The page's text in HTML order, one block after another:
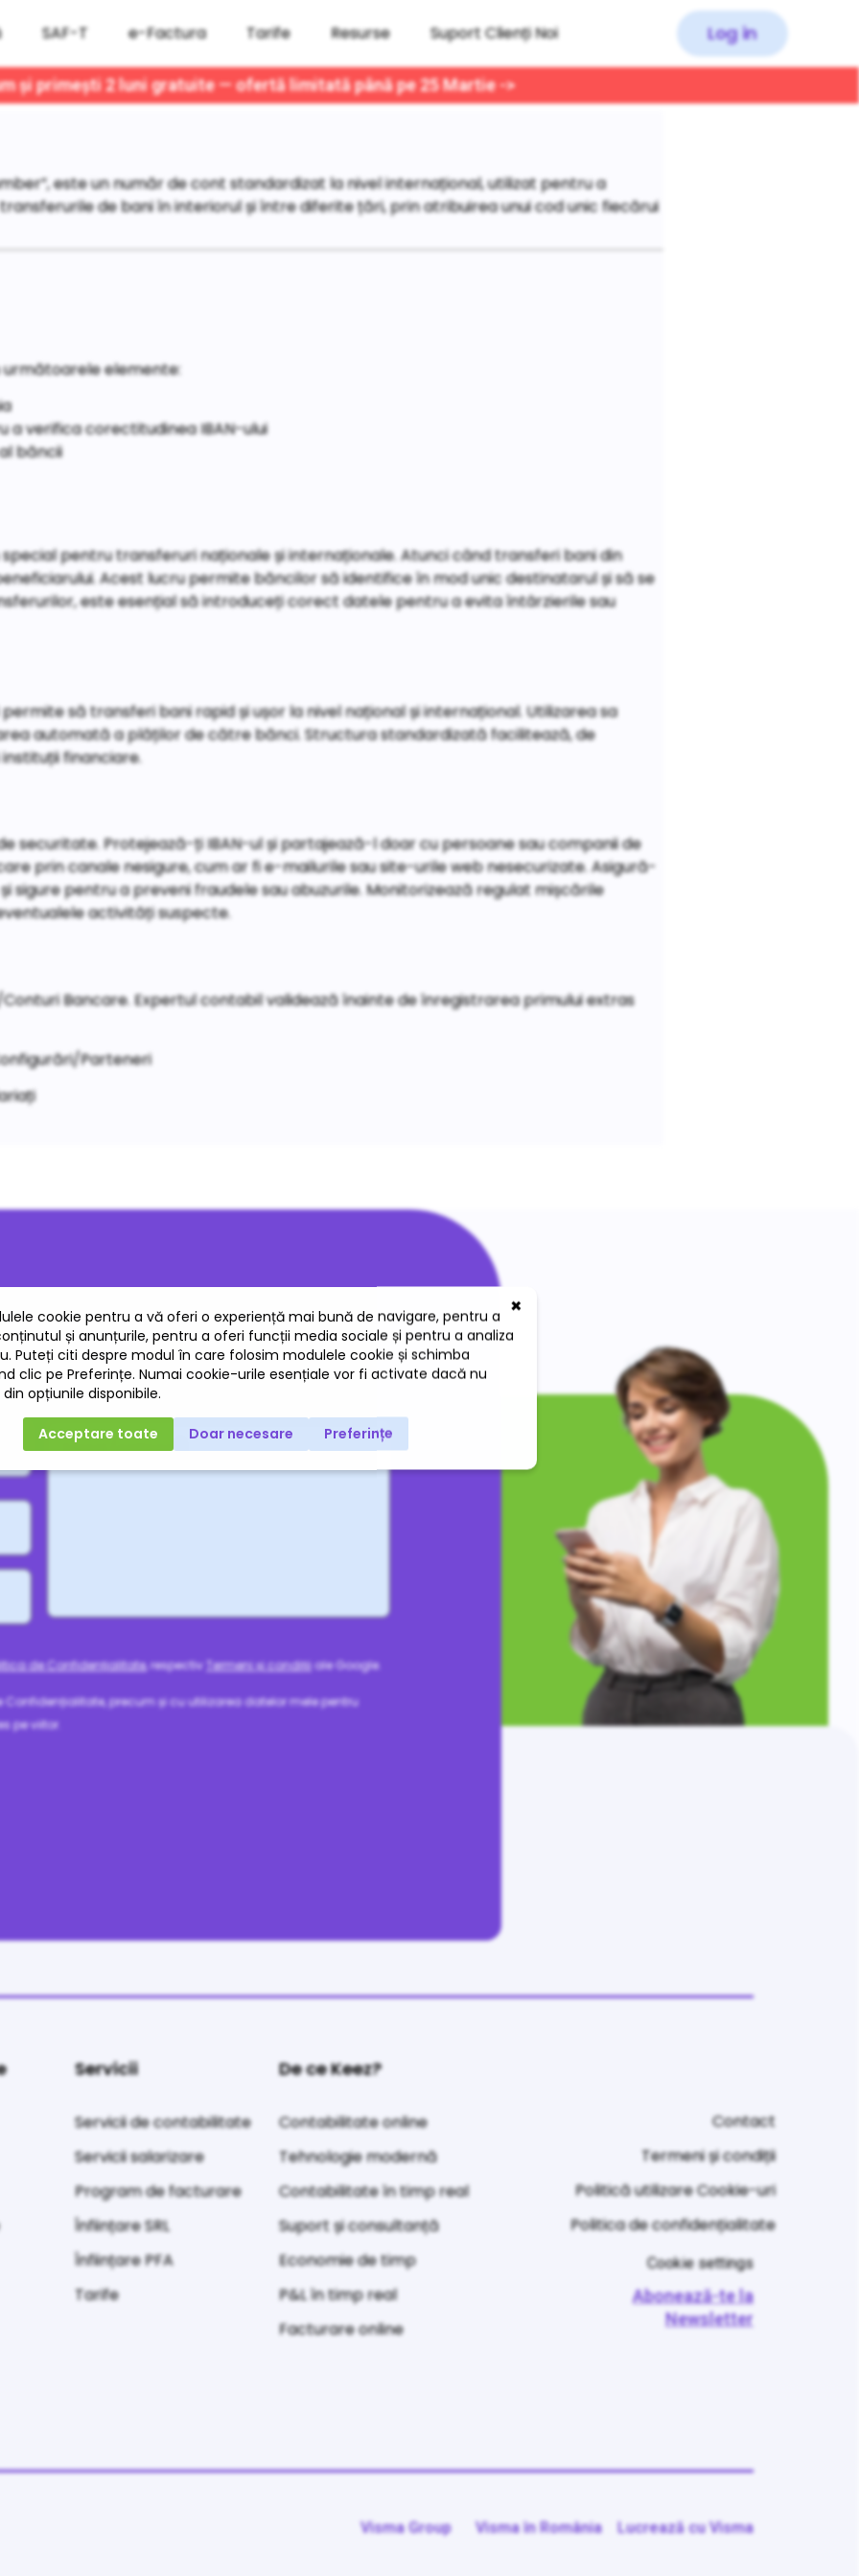
SAF-T e-Factura Tarife Resurse Suport Clienți Noi Log in
și primești 2 luni gratuite — ofertă limitată până pe 25 Martie ->
este un număr de cont standardizat la nivel internațional, utilizat pentru a
de bani în interiorul și între diferite țări, prin atribuirea unui cod unic fiecărui
elemente:
a verifica corectitudinea IBAN-ului
băncii
pentru transferuri naționale și internaționale. Atunci când transferi bani din
Acest lucru permite băncilor să identifice în mod unic destinatarul și să se
este esențial să introduceți corect datele pentru a evita întârzierile sau
să transferi bani rapid și ușor la nivel național și internațional. Utilizarea sa
automată a plăților de către bănci. Structura standardizată facilitează, de
financiare.
securitate. Protejează-ți IBAN-ul și partajează-l doar cu persoane sau companii de
prin canale nesigure, cum ar fi e-mailurile sau site-urile web nesecurizate. Asigură-
pentru a preveni fraudele sau abuzurile. Monitorizează regulat mișcările
activități suspecte.
Bancare. Expertul contabil validează înainte de înregistrarea primului extras
Parteneri
de contact
Mesaj
(opțional)
de Confidențialitate, respectiv Termeni și condițiiale Google.
precum și cu utilizarea datelor mele pentru
pe viitor.
Servicii
Servicii de contabilitate
Servicii salarizare
Program de facturare
Înființare SRL
Înființare PFA
Tarife
De ce Keez?
Contabilitate online
Tehnologie modernă
Contabilitate în timp real
Suport și consultanță
Economie de timp
P&L în timp real
Facturare online
Contact
Termeni și condiții
Politică utilizare Cookie-uri
Politica de confidențialitate
Cookie settings
Abonează-te la
Newsletter
Visma Group Visma în România Lucrează cu Visma